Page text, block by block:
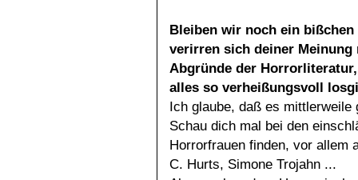
Bleiben wir noch ein
verirren sich deiner Meinung
Abgründe der
alles so verheißungsvoll
Ich glaube, daß es
Schau dich mal bei den
Horrorfrauen finden, vor allem
C. Hurts, Simone Trojahn ...